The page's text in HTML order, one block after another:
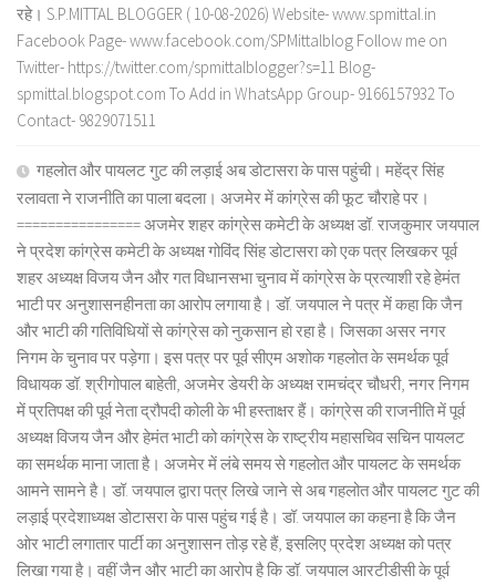
रहे। S.P.MITTAL BLOGGER ( 10-08-2026) Website- www.spmittal.in
Facebook Page- www.facebook.com/SPMittalblog Follow me on
Twitter- https://twitter.com/spmittalblogger?s=11 Blog-
spmittal.blogspot.com To Add in WhatsApp Group- 9166157932 To
Contact- 9829071511
गहलोत और पायलट गुट की लड़ाई अब डोटासरा के पास पहुंची। महेंद्र सिंह
रलावता ने राजनीति का पाला बदला। अजमेर में कांग्रेस की फूट चौराहे पर।
================ अजमेर शहर कांग्रेस कमेटी के अध्यक्ष डॉ. राजकुमार जयपाल
ने प्रदेश कांग्रेस कमेटी के अध्यक्ष गोविंद सिंह डोटासरा को एक पत्र लिखकर पूर्व
शहर अध्यक्ष विजय जैन और गत विधानसभा चुनाव में कांग्रेस के प्रत्याशी रहे हेमंत
भाटी पर अनुशासनहीनता का आरोप लगाया है। डॉ. जयपाल ने पत्र में कहा कि जैन
और भाटी की गतिविधियों से कांग्रेस को नुकसान हो रहा है। जिसका असर नगर
निगम के चुनाव पर पड़ेगा। इस पत्र पर पूर्व सीएम अशोक गहलोत के समर्थक पूर्व
विधायक डॉ. श्रीगोपाल बाहेती, अजमेर डेयरी के अध्यक्ष रामचंद्र चौधरी, नगर निगम
में प्रतिपक्ष की पूर्व नेता द्रौपदी कोली के भी हस्ताक्षर हैं। कांग्रेस की राजनीति में पूर्व
अध्यक्ष विजय जैन और हेमंत भाटी को कांग्रेस के राष्ट्रीय महासचिव सचिन पायलट
का समर्थक माना जाता है। अजमेर में लंबे समय से गहलोत और पायलट के समर्थक
आमने सामने है। डॉ. जयपाल द्वारा पत्र लिखे जाने से अब गहलोत और पायलट गुट की
लड़ाई प्रदेशाध्यक्ष डोटासरा के पास पहुंच गई है। डॉ. जयपाल का कहना है कि जैन
ओर भाटी लगातार पार्टी का अनुशासन तोड़ रहे हैं, इसलिए प्रदेश अध्यक्ष को पत्र
लिखा गया है। वहीं जैन और भाटी का आरोप है कि डॉ. जयपाल आरटीडीसी के पूर्व